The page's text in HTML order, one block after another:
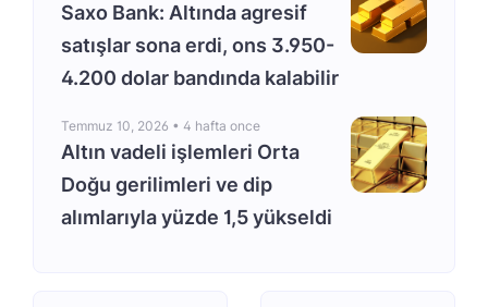
Saxo Bank: Altında agresif
satışlar sona erdi, ons 3.950-
4.200 dolar bandında kalabilir
Temmuz 10, 2026 • 4 hafta once
Altın vadeli işlemleri Orta
Doğu gerilimleri ve dip
alımlarıyla yüzde 1,5 yükseldi